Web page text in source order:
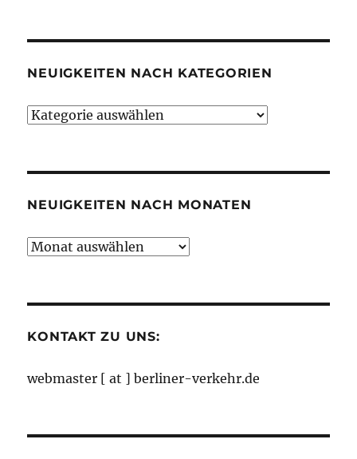
NEUIGKEITEN NACH KATEGORIEN
Neuigkeiten
NEUIGKEITEN NACH MONATEN
Neuigkeiten
KONTAKT ZU UNS:
webmaster [ at ] berliner-verkehr.de